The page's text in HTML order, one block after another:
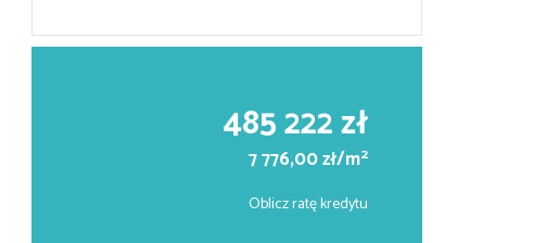
485 222 zł
7 776,00 zł/m2
Oblicz ratę kredytu